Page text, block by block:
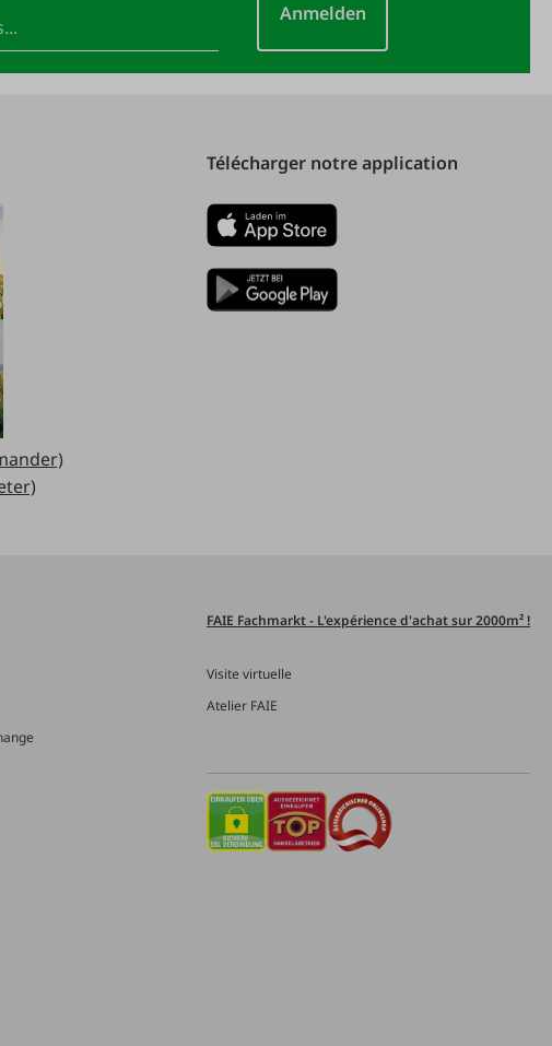
Anmelden
Télécharger notre application
FAIE Fachmarkt - L'expérience d'achat sur 2000m² !
Visite virtuelle
Atelier FAIE